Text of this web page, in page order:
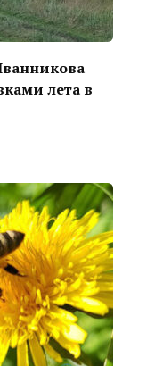
лета в